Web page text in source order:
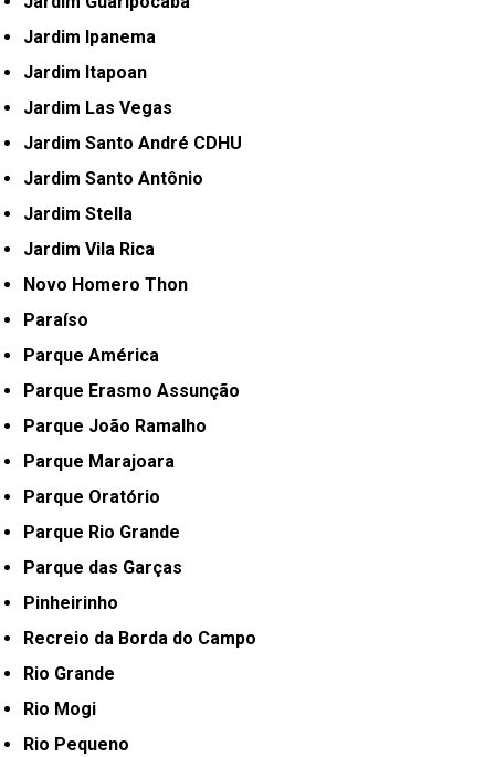
Jardim Ipanema
Jardim Itapoan
Jardim Las Vegas
Jardim Santo André CDHU
Jardim Santo Antônio
Jardim Stella
Jardim Vila Rica
Novo Homero Thon
Paraíso
Parque América
Parque Erasmo Assunção
Parque João Ramalho
Parque Marajoara
Parque Oratório
Parque Rio Grande
Parque das Garças
Pinheirinho
Recreio da Borda do Campo
Rio Grande
Rio Mogi
Rio Pequeno